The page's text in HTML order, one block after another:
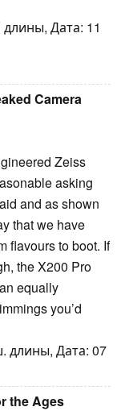
Дата: 11
Camera
Zeiss
asking
and as shown
that we have
flavours to boot. If
the X200 Pro
equally
you’d
длины, Дата: 07
the Ages